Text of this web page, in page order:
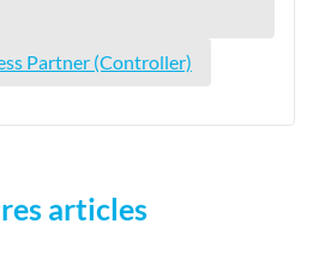
Partner (Controller)
articles